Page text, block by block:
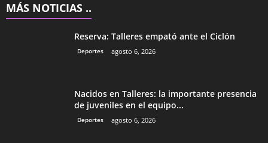
MÁS NOTICIAS ..
Reserva: Talleres empató ante el Ciclón
Deportes agosto 6, 2026
Nacidos en Talleres: la importante presencia
de juveniles en el equipo...
Deportes agosto 6, 2026